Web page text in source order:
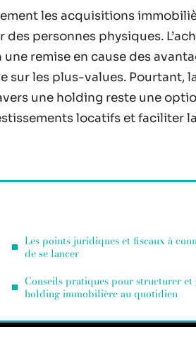
les acquisitions
personnes physiques.
remise en cause des
sur les plus-values. Pourtant,
une holding reste une
locatifs et faciliter la
Les points juridiques et fiscaux à
de se lancer
Conseils pratiques pour structurer et
holding immobilière au quotidien